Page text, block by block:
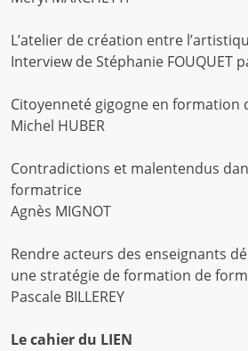
L’atelier de création entre
Interview de Stéphanie FOUQUET
Citoyenneté gigogne en formation
Michel HUBER
Contradictions et malentendus
formatrice
Agnès MIGNOT
Rendre acteurs des enseignants
une stratégie de formation de
Pascale BILLEREY
Le cahier du LIEN